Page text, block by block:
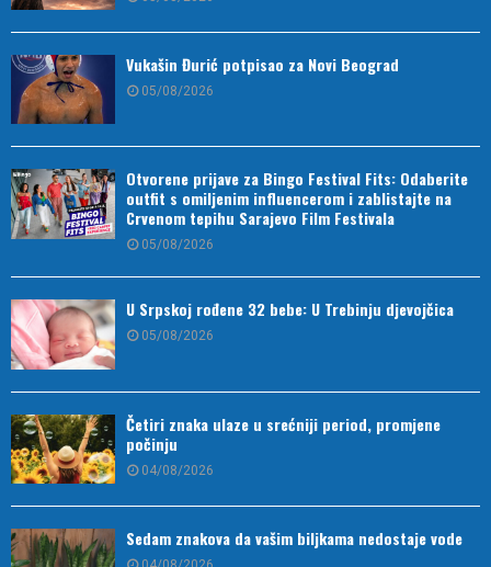
Vukašin Đurić potpisao za Novi Beograd
05/08/2026
Otvorene prijave za Bingo Festival Fits: Odaberite
outfit s omiljenim influencerom i zablistajte na
Crvenom tepihu Sarajevo Film Festivala
05/08/2026
U Srpskoj rođene 32 bebe: U Trebinju djevojčica
05/08/2026
Četiri znaka ulaze u srećniji period, promjene
počinju
04/08/2026
Sedam znakova da vašim biljkama nedostaje vode